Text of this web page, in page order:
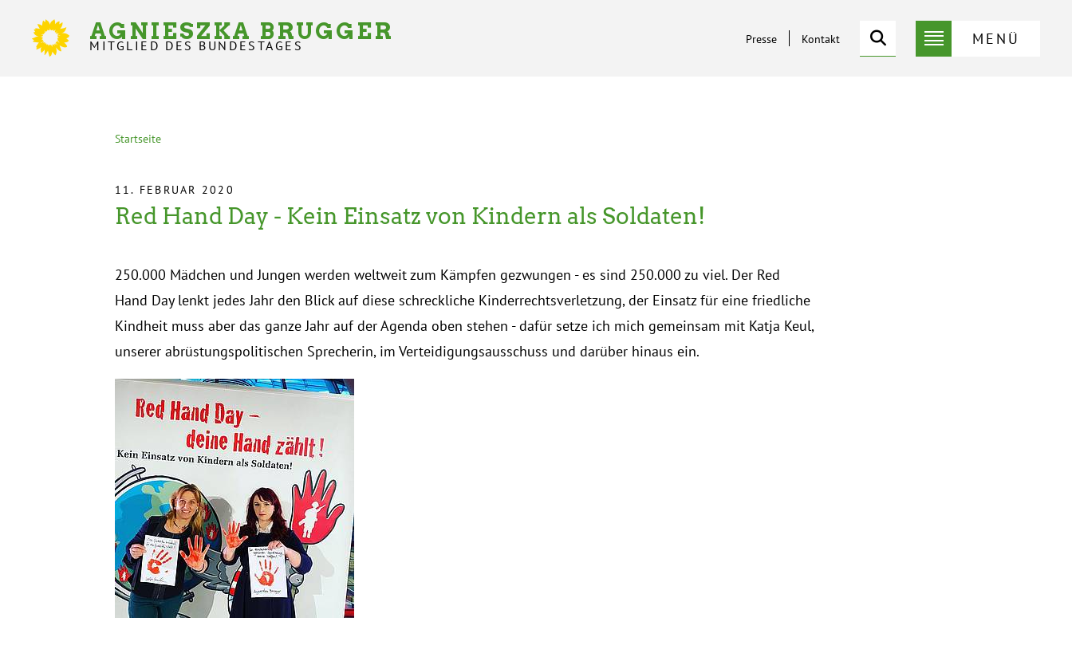
Inhalt
AGNIESZKA BRUGGER
MITGLIED DES BUNDESTAGES MENÜ
Suche
Service-
Presse Kontakt
Pfadnavigation
Startseite
11. FEBRUAR 2020
Red Hand Day - Kein Einsatz von Kindern als Soldaten!
250.000 Mädchen und Jungen werden weltweit zum Kämpfen gezwungen - es sind 250.000 zu viel. Der Red
Hand Day lenkt jedes Jahr den Blick auf diese schreckliche Kinderrechtsverletzung, der Einsatz für eine friedliche
Kindheit muss aber das ganze Jahr auf der Agenda oben stehen - dafür setze ich mich gemeinsam mit Katja Keul,
unserer abrüstungspolitischen Sprecherin, im Verteidigungsausschuss und darüber hinaus ein.